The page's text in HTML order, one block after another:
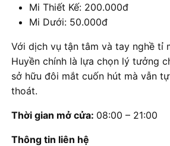
Mi Thiết Kế: 200.000đ
Mi Dưới: 50.000đ
Với dịch vụ tận tâm và tay nghề tỉ
Huyền chính là lựa chọn lý tưởng
sở hữu đôi mắt cuốn hút mà vẫn
thoát.
Thời gian mở cửa: 08:00 – 21:00
Thông tin liên hệ